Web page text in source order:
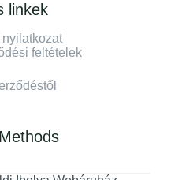
linkek
feltételek